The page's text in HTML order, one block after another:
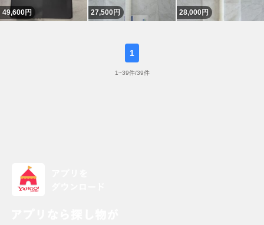
49,600円 27,500円 28,000円
1
1~39件/39件